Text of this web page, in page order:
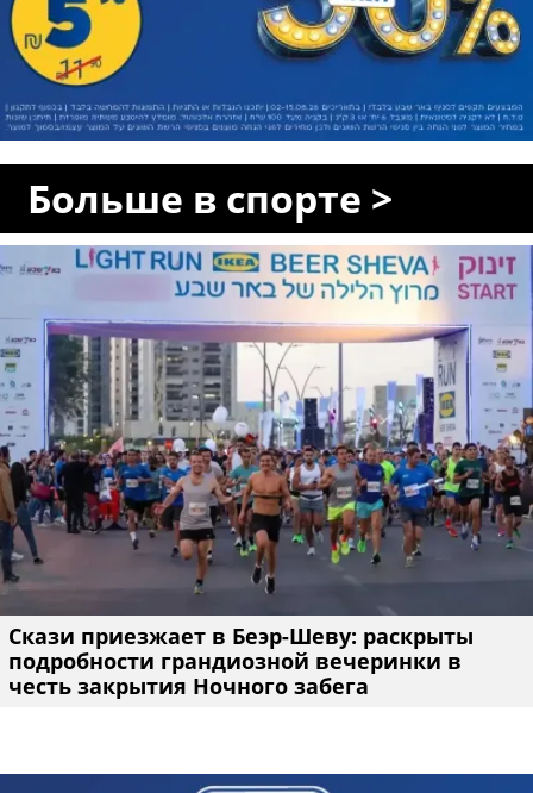
Больше в спорте >
Скази приезжает в Беэр-Шеву: раскрыты
подробности грандиозной вечеринки в
честь закрытия Ночного забега